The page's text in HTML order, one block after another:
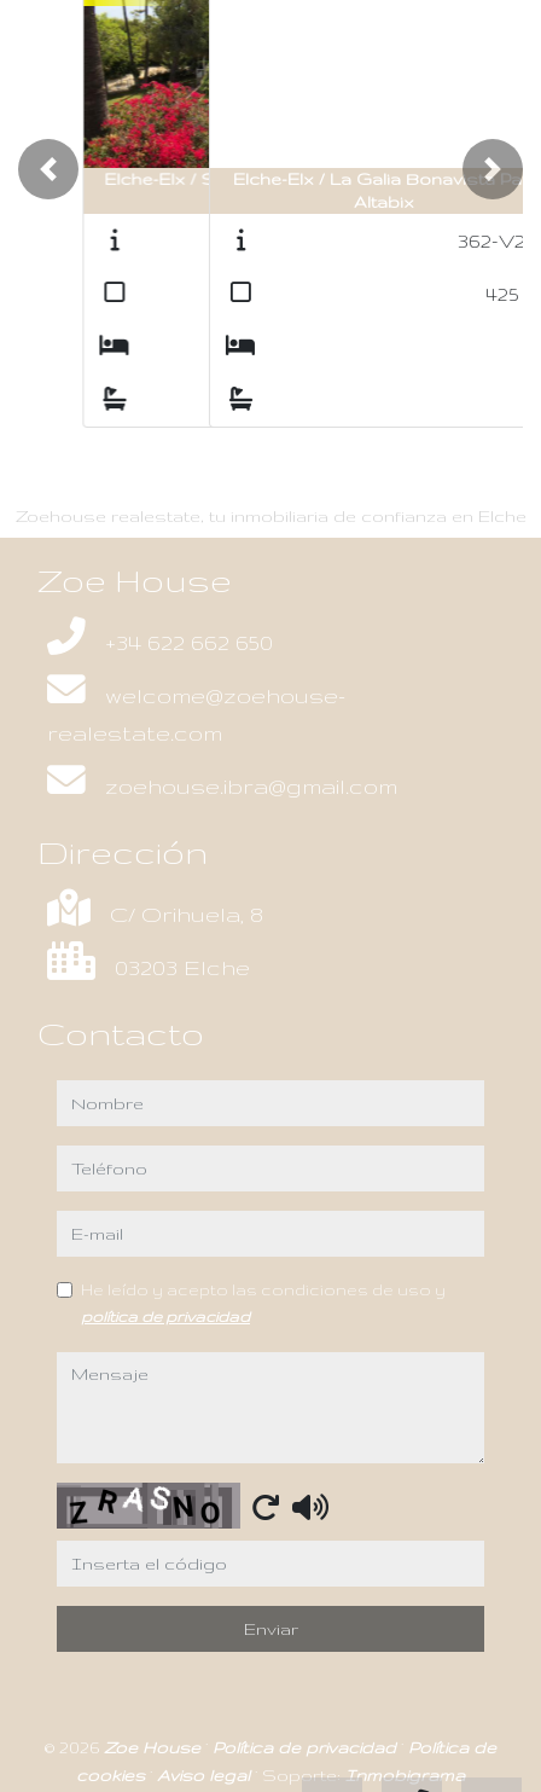
Elche-Elx / La Galia Bonavista Part
Previous
Zoehouse realestate, tu inmobiliaria de confianza en Elche
Zoe House
+34 622 662 650
welcome@zoehouse-
realestate.com
zoehouse.ibra@gmail.com
Dirección
C/ Orihuela, 8
03203 Elche
Contacto
nombre
teléfono
e-mail
He leído y acepto las condiciones de uso y
política de privacidad
mensaje
Captcha
Enviar
© 2026 Zoe House · Política de privacidad · Política de
cookies · Aviso legal· Soporte: Inmobigrama